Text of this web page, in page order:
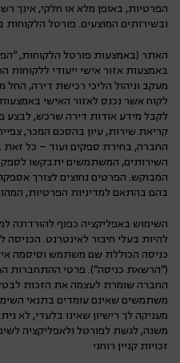
הפרטיות, באופן מלא או חלקי, אינך
ובשירותים המוצעים. פורטל
האתר (באמצעות פורטל הלקוחות,
באמצעות אזור אישי ייעודי
מעקב וניהול הליכי רכישת דירה,
לקוח אשר נכנס לאזור האישי
לקבל מידע אודות דירה שרכש, לבצע
קריאת שירות, עיון בהסכם המכר,
החברה, בחירת ספקים ועוד – כל זאת
השירותים, המשתמשים יתבקשו
המבוקש. הפרטים נחוצים לצורך
בהם בהתאם למדיניות הפרטיות,
השימוש באפליקציה כפוף להורדתה
להיות בעלי חיבור לאינטרנט.
כניסה הכוללת שם משתמש וסיסמה
(“הרשאת כניסה“). פרטי ההתחברות
החברה שומרת לעצמה את הזכות
משתמשים שאינם עומדים בתנאי
מעניקה לך רישיון שאינו בלעדי, לא
משנה, לגשת לפורטל ולאפליקציה
זכויות קניין רוחני